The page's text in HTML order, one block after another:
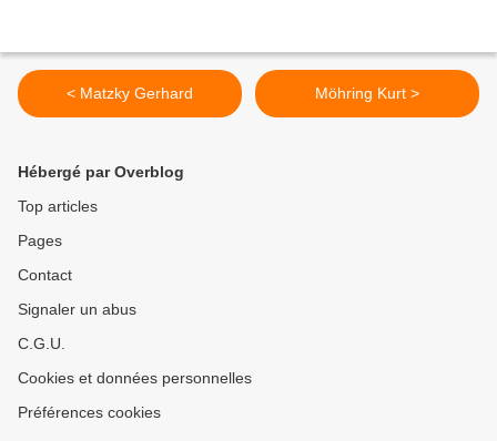
< Matzky Gerhard Möhring Kurt >
Hébergé par Overblog
Top articles
Pages
Contact
Signaler un abus
C.G.U.
Cookies et données personnelles
Préférences cookies